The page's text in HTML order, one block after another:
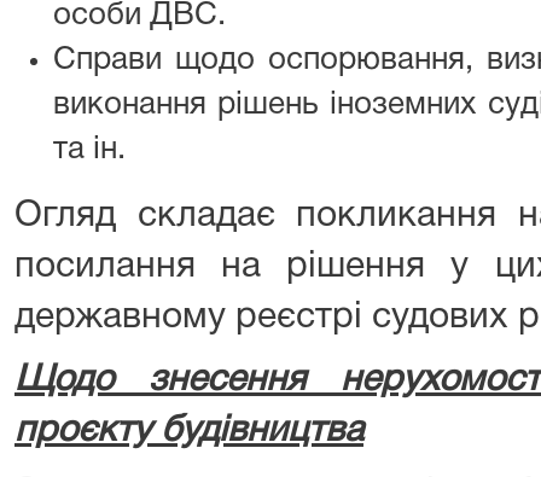
особи ДВС.
Справи щодо оспорювання,
виконання рішень іноземних
та ін.
Огляд складає покликання
посилання на рішення у
державному реєстрі судових
Щодо знесення
проєкту будівництва